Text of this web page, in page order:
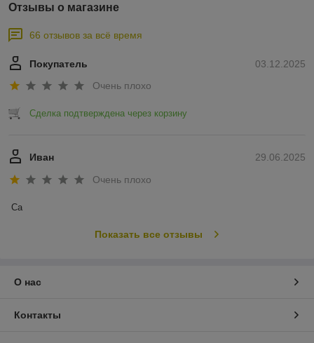
Отзывы о магазине
66 отзывов за всё время
03.12.2025
Покупатель
Очень плохо
Сделка подтверждена через корзину
29.06.2025
Иван
Очень плохо
Са
Показать все отзывы
О нас
Контакты